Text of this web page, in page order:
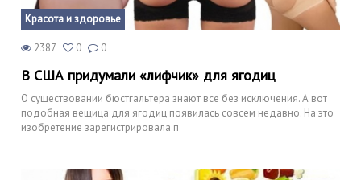
Красота и здоровье
2387 0 0
В США придумали «лифчик» для ягодиц
О существовании бюстгальтера знают все без исключения. А вот
подобная вещица для ягодиц появилась совсем недавно. На это
изобретение зарегистрировала п